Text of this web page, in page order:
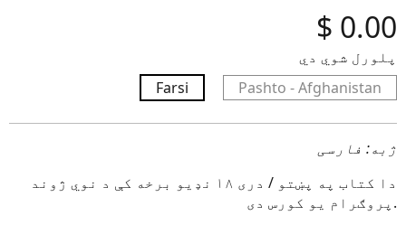
‎$ 0.00
پلورل شوي دي
Farsi
Pashto - Afghanistan
ژبه: فارسی
دا کتاب په پښتو / دری ۱۸ نډیو برخه کې د نوي ژوند
پروګرام یو کورس دی.